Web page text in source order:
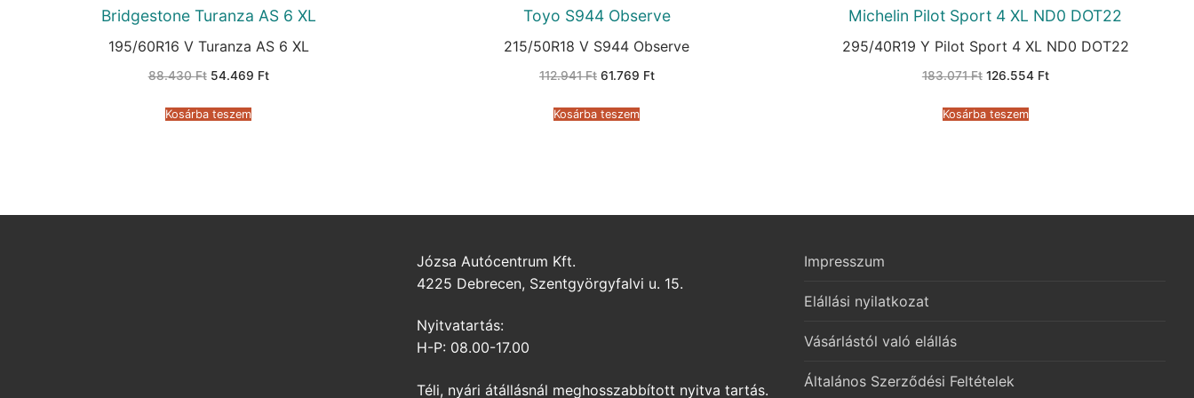
Bridgestone Turanza AS 6 XL
195/60R16 V Turanza AS 6 XL
88.430Ft Original
88.430 Ft.
54.469 FtCurrent
Kosárba teszem
Toyo S944 Observe
215/50R18 V S944 Observe
112.941Ft Original
112.941 Ft.
61.769 FtCurrent
Kosárba teszem
Michelin Pilot Sport 4 XL ND0 DOT22
295/40R19 Y Pilot Sport 4 XL ND0 DOT22
183.071Ft Original
183.071 Ft.
126.554 FtCurrent
Kosárba teszem
Józsa Autócentrum Kft.
4225 Debrecen, Szentgyörgyfalvi u. 15.
Nyitvatartás:
H-P: 08.00-17.00
Téli, nyári átállásnál meghosszabbított nyitva tartás.
Impresszum
Elállási nyilatkozat
Vásárlástól való elállás
Általános Szerződési Feltételek